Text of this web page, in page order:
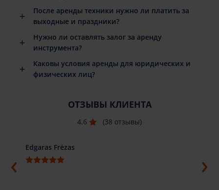
После аренды техники нужно ли платить за
выходные и праздники?
Нужно ли оставлять залог за аренду
инструмента?
Каковы условия аренды для юридических и
физических лиц?
ОТЗЫВЫ КЛИЕНТА
4.6 (38 отзывы)
Edgaras Frėzas